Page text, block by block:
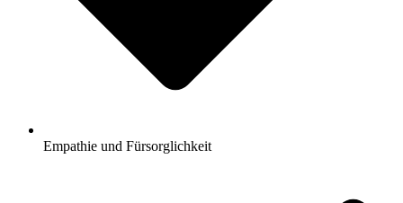
Empathie und Fürsorglichkeit